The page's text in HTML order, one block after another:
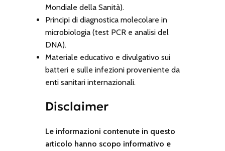
Mondiale della Sanità).
Principi di diagnostica molecolare in
microbiologia (test PCR e analisi del
DNA).
Materiale educativo e divulgativo sui
batteri e sulle infezioni proveniente da
enti sanitari internazionali.
Disclaimer
Le informazioni contenute in questo
articolo hanno scopo informativo e